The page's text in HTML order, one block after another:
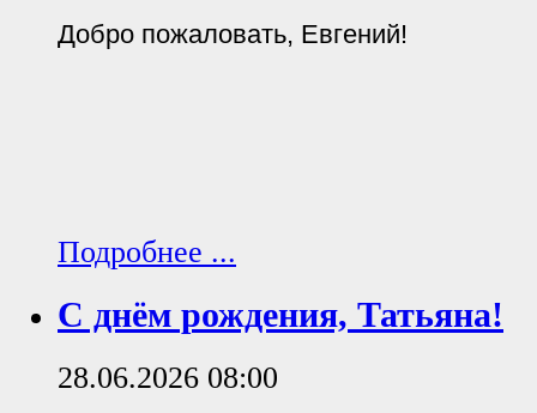
Добро пожаловать, Евгений!
Подробнее ...
С днём рождения, Татьяна!
28.06.2026 08:00